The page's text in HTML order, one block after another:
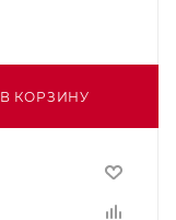
В КОРЗИНУ